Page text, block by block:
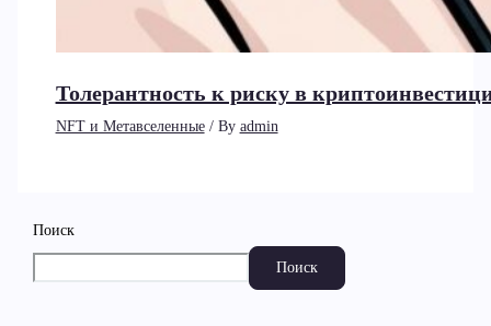
Толерантность к риску в
NFT и Метавселенные/ By admin
Поиск
Поиск